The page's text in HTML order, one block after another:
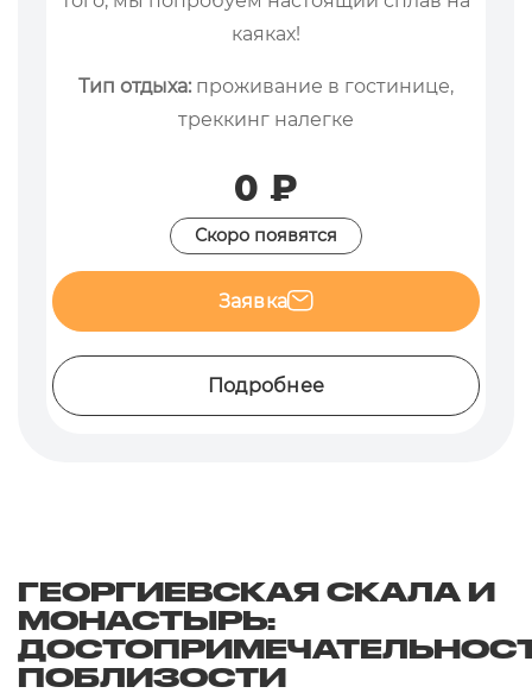
каяках!
Тип отдыха: проживание в гостинице,
треккинг налегке
0 ₽
Скоро появятся
Подробнее
Заявка
ГЕОРГИЕВСКАЯ СКАЛА И
МОНАСТЫРЬ:
ПОБЛИЗОСТИ